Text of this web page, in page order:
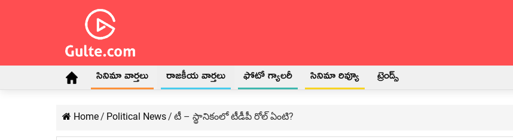
సినిమా వార్తలు రాజకీయ వార్తలు ఫోటో గ్యాలరీ సినిమా రివ్యూ ట్రెండ్స్
Home/ Political News/ టీ – స్థానికంలో టీడీపీ రోల్ ఏంటి?